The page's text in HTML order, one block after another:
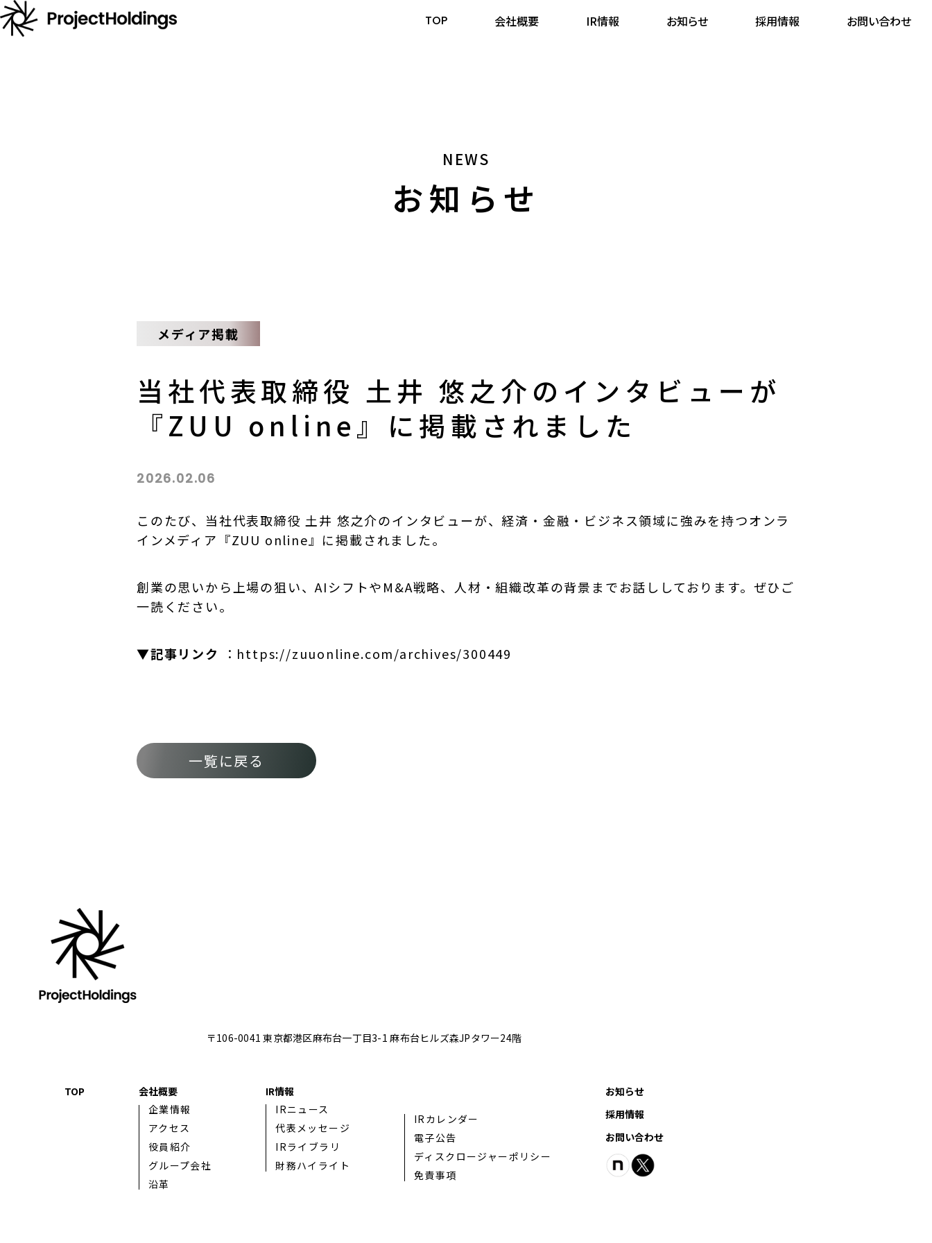
TOP 会社概要 IR情報 お知らせ 採用情報 お問い合わせ
NEWS
お知らせ
メディア掲載
当社代表取締役 土井 悠之介のインタビューが
『ZUU online』に掲載されました
2026.02.06
このたび、当社代表取締役 土井 悠之介のインタビューが、経済・金融・ビジネス領域に強みを持つオンラ
インメディア『ZUU online』に掲載されました。
創業の思いから上場の狙い、AIシフトやM&A戦略、人材・組織改革の背景までお話ししております。ぜひご
一読ください。
▼記事リンク ： https://zuuonline.com/archives/300449
一覧に戻る
〒106-0041 東京都港区麻布台一丁目3-1麻布台ヒルズ森JPタワー24階
TOP
会社概要
企業情報
アクセス
役員紹介
グループ会社
沿革
IR情報
IRニュース
代表メッセージ
IRライブラリ
財務ハイライト
IRカレンダー
電子公告
ディスクロージャーポリシー
免責事項
お知らせ
採用情報
お問い合わせ